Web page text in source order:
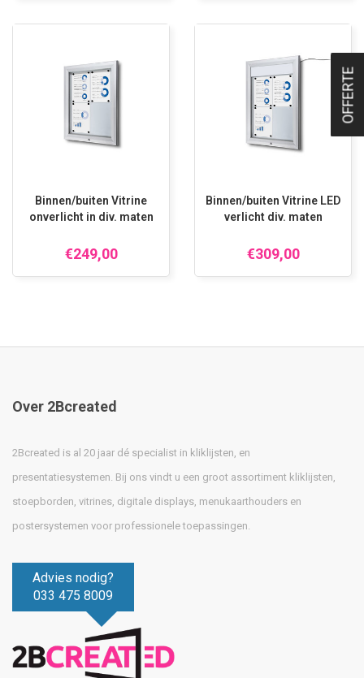
Binnen/buiten Vitrine
onverlicht in div. maten
€249,00
Binnen/buiten Vitrine LED
verlicht div. maten
€309,00
Over 2Bcreated
2Bcreated is al 20 jaar dé specialist in kliklijsten, en
presentatiesystemen. Bij ons vindt u een groot assortiment kliklijsten,
stoepborden, vitrines, digitale displays, menukaarthouders en
postersystemen voor professionele toepassingen.
Advies nodig?
033 475 8009
OFFERTE